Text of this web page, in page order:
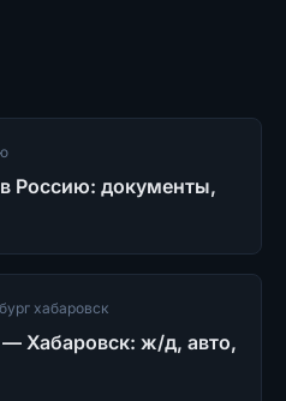
Россию: документы,
хабаровск
Хабаровск: ж/д, авто,